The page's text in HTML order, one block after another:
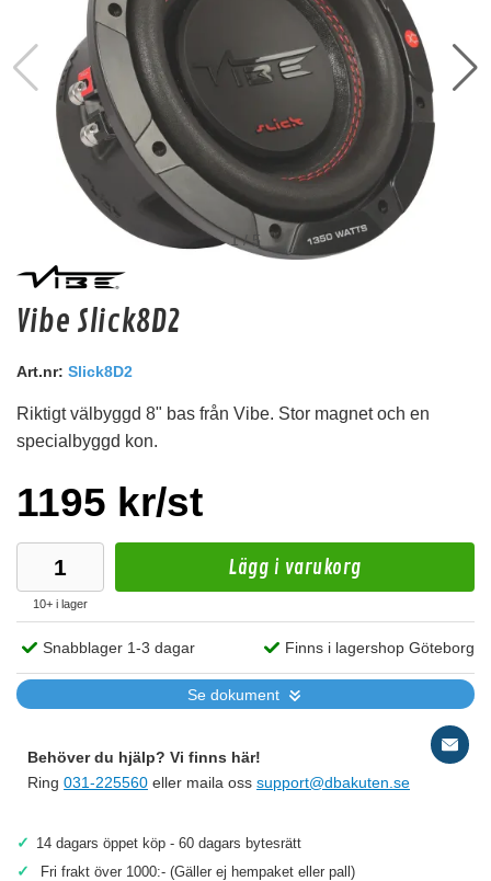
Zealum SPB165
Silikonbaserat fuktskydd för högtalare med 165 mm Euro-DIN-mått.
Snabblager 1-3 dagar
1/5
Vibe Slick8D2
Art.nr: Slick8D2
Riktigt välbyggd 8" bas från Vibe. Stor magnet och en
specialbyggd kon.
1195 kr/st
10+ i lager
Lägg i varukorg
Snabblager 1-3 dagar Finns i lagershop Göteborg
Se dokument
Behöver du hjälp? Vi finns här!
Ring 031-225560 eller maila oss support@dbakuten.se
✓ 14 dagars öppet köp - 60 dagars bytesrätt
✓ Fri frakt över 1000:- (Gäller ej hempaket eller pall)